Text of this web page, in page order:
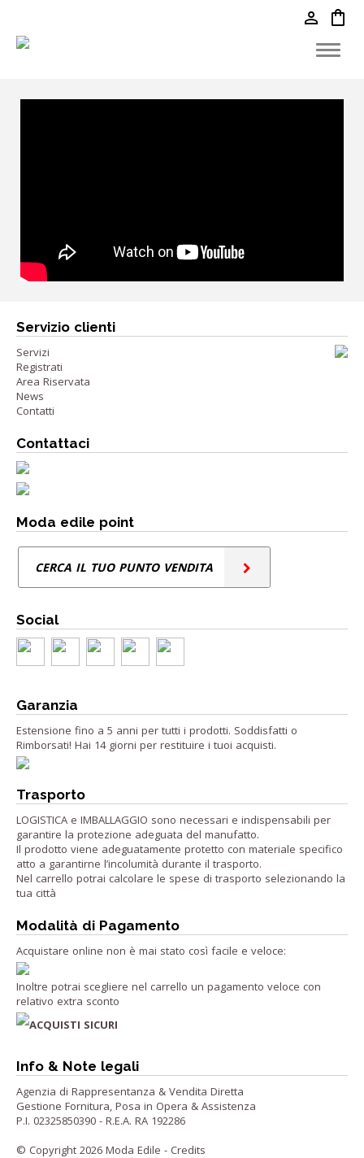
person shopping_bag
Servizio clienti
Servizi
Registrati
Area Riservata
News
Contatti
Contattaci
Moda edile point
CERCA IL TUO PUNTO VENDITA
Social
Garanzia
Estensione fino a 5 anni per tutti i prodotti. Soddisfatti o
Rimborsati! Hai 14 giorni per restituire i tuoi acquisti.
Trasporto
LOGISTICA e IMBALLAGGIO sono necessari e indispensabili per
garantire la protezione adeguata del manufatto.
Il prodotto viene adeguatamente protetto con materiale specifico
atto a garantirne l’incolumità durante il trasporto.
Nel carrello potrai calcolare le spese di trasporto selezionando la
tua città
Modalità di Pagamento
Acquistare online non è mai stato così facile e veloce:
Inoltre potrai scegliere nel carrello un pagamento veloce con
relativo extra sconto
ACQUISTI SICURI
Info & Note legali
Agenzia di Rappresentanza & Vendita Diretta
Gestione Fornitura, Posa in Opera & Assistenza
P.I. 02325850390 - R.E.A. RA 192286
© Copyright 2026 Moda Edile - Credits